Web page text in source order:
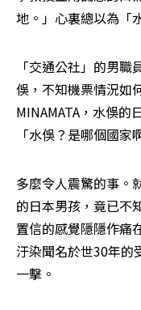
地。」心裏總以為「
「交通公社」的男
俁，不知機票情況如
MINAMATA，水俁的
「水俁？是哪個國家
多麼令人震驚的事。
的日本男孩，竟已不
置信的感覺隱隱作痛
汙染聞名於世30年的
一擊。